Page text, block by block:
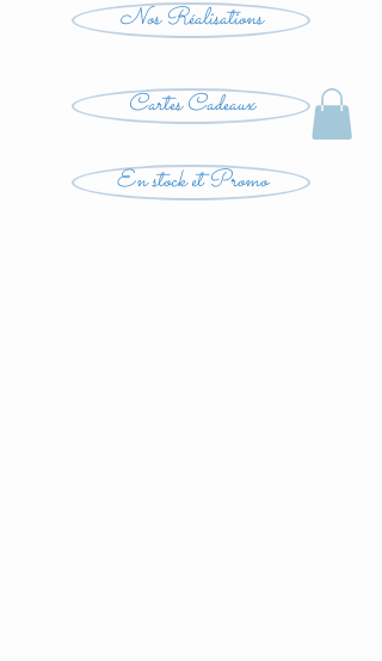
Nos Réalisations
Cartes Cadeaux
En stock et Promo